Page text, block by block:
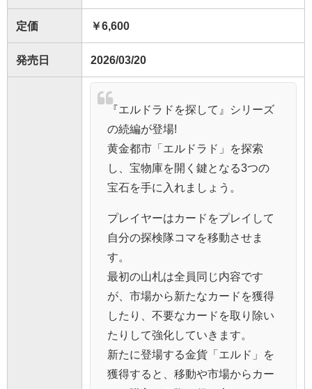
定価 ￥6,600
発売日 2026/03/20
『エルドラドを探して』シリーズ
の続編が登場!
黄金都市「エルドラド」を探索
し、宝物庫を開く鍵となる3つの
宝石を手に入れましょう。
プレイヤーはカードをプレイして
自分の探検隊コマを移動させま
す。
最初の山札は全員同じ内容です
が、市場から新たなカードを獲得
したり、不要なカードを取り除い
たりして強化していきます。
新たに登場する金貨「エルド」を
獲得すると、移動や市場からカー